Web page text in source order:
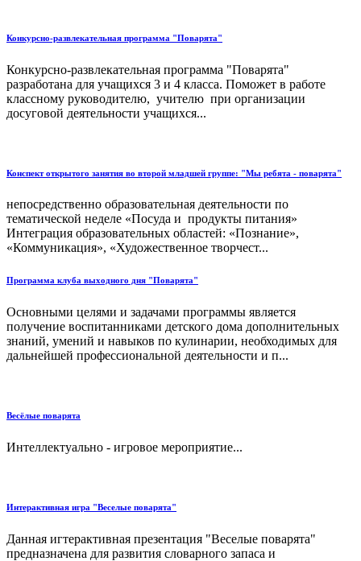
Конкурсно-развлекательная программа "Поварята"
Конкурсно-развлекательная программа "Поварята"
разработана для учащихся 3 и 4 класса. Поможет в работе
классному руководителю, учителю при организации
досуговой деятельности учащихся...
Конспект открытого занятия во второй младшей группе: "Мы ребята - поварята"
непосредственно образовательная деятельности по
тематической неделе «Посуда и продукты питания»
Интеграция образовательных областей: «Познание»,
«Коммуникация», «Художественное творчест...
Программа клуба выходного дня "Поварята"
Основными целями и задачами программы является
получение воспитанниками детского дома дополнительных
знаний, умений и навыков по кулинарии, необходимых для
дальнейшей профессиональной деятельности и п...
Весёлые поварята
Интеллектуально - игровое мероприятие...
Интерактивная игра "Веселые поварята"
Данная игтерактивная презентация "Веселые поварята"
предназначена для развития словарного запаса и